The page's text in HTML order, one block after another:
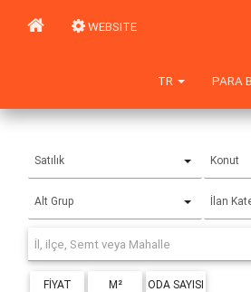
WEBSITE
PARA
TR
Satılık Konut
Alt Grup İlan
FIYAT M² ODA SAYISI